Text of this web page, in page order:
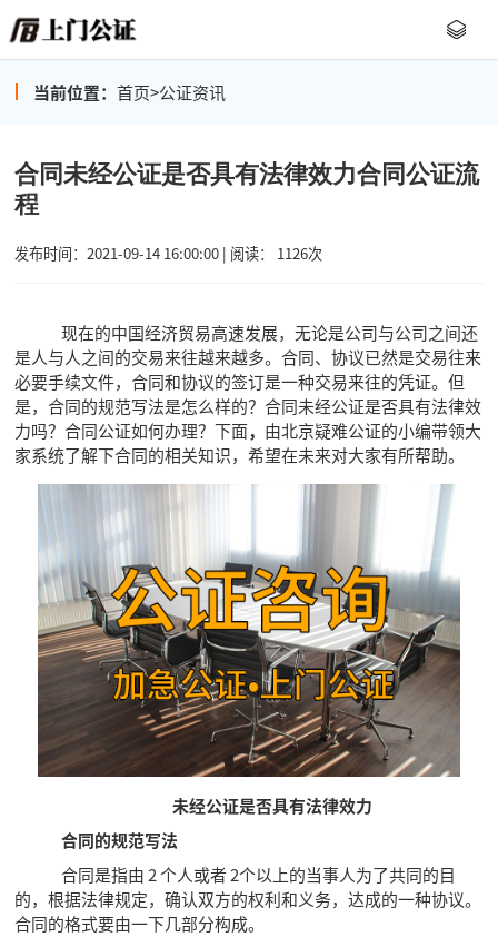
当前位置： 首页>公证资讯
合同未经公证是否具有法律效力合同公证流
程
发布时间：2021-09-14 16:00:00 | 阅读： 1126次
现在的中国经济贸易高速发展，无论是公司与公司之间还
是人与人之间的交易来往越来越多。合同、协议已然是交易往来
必要手续文件，合同和协议的签订是一种交易来往的凭证。但
是，合同的规范写法是怎么样的？合同未经公证是否具有法律效
力吗？合同公证如何办理？下面， 由北京疑难公证的小编带领大
家系统了解下合同的相关知识，希望在未来对大家有所帮助。
未经公证是否具有法律效力
合同的规范写法
合同是指由 2 个人或者 2个以上的当事人为了共同的目
的，根据法律规定，确认双方的权利和义务，达成的一种协议。
合同的格式要由一下几部分构成。